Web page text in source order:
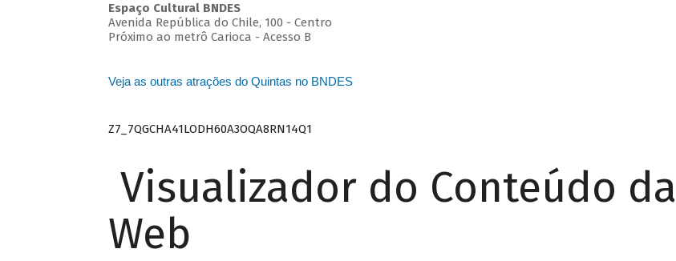
Espaço Cultural BNDES
Avenida República do Chile, 100 - Centro
Próximo ao metrô Carioca - Acesso B
Veja as outras atrações do Quintas no BNDES
Z7_7QGCHA41LODH60A3OQA8RN14Q1
Visualizador do Conteúdo da
Web